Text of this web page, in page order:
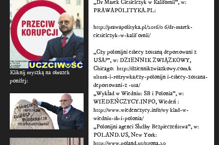
Kliknij myszką na obrazek
poniżej:
„Dr Marek Ciesielczyk w Kalifornii”, w:
PRAWAPOLITYKA.PL:
http://prawapolityka.pl/2016/0 6/dr-marek-
ciesielczyk-w-kalif ornii/
„Czy polonijni esbecy zostaną deportowani z
USA?”, w: DZIENNIK ZWIĄZKOWY,
Chicago: http://dziennikzwiazkowy.com/k
ultura-i-rozrywka/czy-polonijn i-esbecy-zostana-
deportowani-z -usa/
„Wykład w Wiedniu: SB i Polonia”, w:
WIEDEŃCZYCY.INFO, Wiedeń :
http://www.wiedenczycy.info/wy klad-w-
wiedniu-sb-i-polonia/
„Polonijni agenci Służby Bezpieczeństwa”, w:
POLAND.US, New York:
http://www.poland.us/strona,20